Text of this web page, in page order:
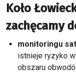
Koło
zachęcamy
monitoringu
istnieje ryzyko
obszaru